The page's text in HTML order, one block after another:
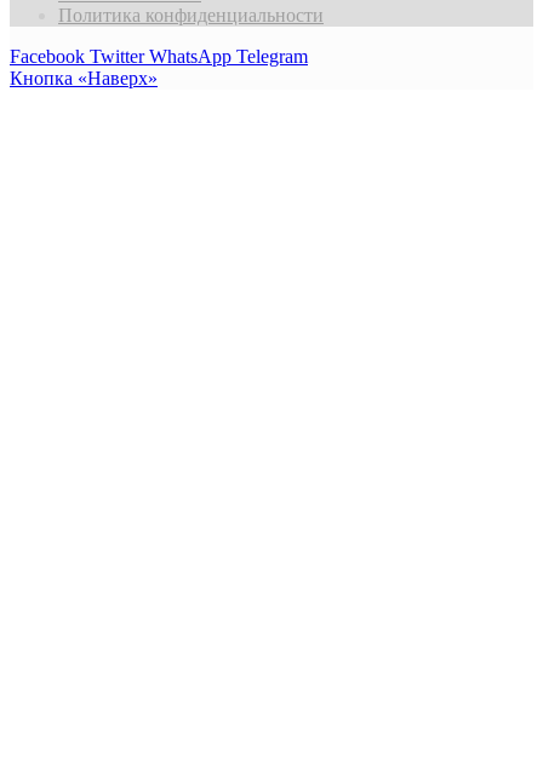
Политика конфиденциальности
Facebook Twitter WhatsApp Telegram
Кнопка «Наверх»